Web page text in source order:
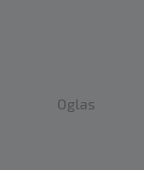
Oglas